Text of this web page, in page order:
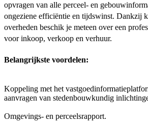
opvragen van alle perceel- en
ongeziene efficiëntie en tijdswinst. Dankzij
overheden beschik je meteen over een
voor inkoop, verkoop en verhuur.
Belangrijkste voordelen:
Koppeling met het
aanvragen van stedenbouwkundig
Omgevings- en perceelsrapport.